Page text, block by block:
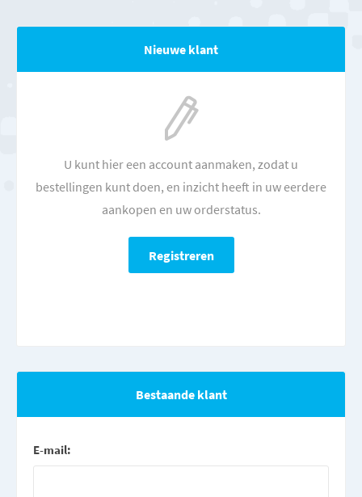
Nieuwe klant
U kunt hier een account aanmaken, zodat u
bestellingen kunt doen, en inzicht heeft in uw eerdere
aankopen en uw orderstatus.
Bestaande klant
E-mail: